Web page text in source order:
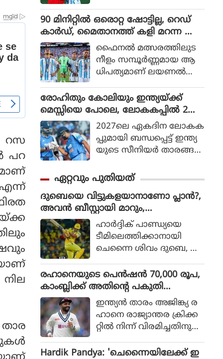
റസ
പറ
സ്‌പെയിൻ ഗോൾ നേടിയ
ത്
90 മിനിറ്റിൽ ഒരൊറ്റ ഷോട്ടില്ല, റെഡ്
കാർഡ്, മൈതാനത്ത് കളി മറന്ന അർ
ജൻ്റീന, സ്പെയിനിന് മാത്രം അർഹത
പ്പെട്ട കിരീടം
ഫൈനല്‍ മത്സരത്തിലുട
നീളം സമ്പൂര്‍ണ്ണമായ ആ
ധിപത്യമാണ് ലയണല്‍
യുടെ മുകളില്‍ സ്‌പെയിന്‍
ചെലുത്തിയത്.
രോഹിതും കോലിയും ഇന്ത്യയ്ക്ക്
മെസ്സിയെ പോലെ, ലോകകപ്പിൽ 2
പേരും കളിക്കണമെന്ന് മുഹമ്മദ്
കൈഫ്
2027ലെ ഏകദിന ലോകക
പ്പുമായി ബന്ധപ്പെട്ട് ഇന്ത്യ
യുടെ സീനിയര്‍ താരങ്ങ
യുടെയും വിരാട്
കോലിയുടെയും ഭാവിയെ
സംബന്ധിച്ചുള്ള ചര്‍ച്ചകള്‍
കൊഴുക്കുന്നതിനിടെ വിഷ
യത്തില്‍ പ്രതികരണ
വുമായി മുന്‍ ഇന്ത്യന്‍
താരം മുഹമ്മദ് കൈഫ്.
ഏറ്റവും പുതിയത്
ദുബെയെ വിട്ടുകളയാനാണോ പ്ലാൻ?,
അവൻ ബീസ്റ്റായി മാറും,
ചെന്നൈയ്ക്ക് മുന്നറിയിപ്പ് നൽകി അ
ശ്വിൻ
ഹാര്‍ദ്ദിക് പാണ്ഡ്യയെ
ടീമിലെത്തിക്കാനായി
ചെന്നൈ ശിവം ദുബെ, ഖ
ങ്ങളെ വിട്ടുനല്‍കുമെന്ന്
കഴിഞ്ഞ ദിവസങ്ങളില്‍
റിപ്പോര്‍ട്ടുക
ളുണ്ടായിരുന്നു. എന്നാല്‍
ചെന്നൈ ദുബെയെ
കൈവിട്ടാല്‍ അതൊരു വ
ലിയ നഷ്ടമാകുമെന്നാണ്
മുന്‍ ചെന്നൈ സൂപ്പര്‍
രഹാനെയുടെ പെൻഷൻ 70,000 രൂപ,
കാംബ്ലിക്ക് അതിന്റെ പകുതി
പോലുമില്ല; കാരണം ഇതാണ്
ഇന്ത്യൻ താരം അജിങ്ക്യ ര
ഹാനെ രാജ്യാന്തര ക്രിക്ക
റ്റിൽ നിന്ന് വിരമിച്ചതിനു
യുടെ പെൻഷൻ സമ്പ്ര
Hardik Pandya: 'ചെന്നൈയിലേക്ക് ഇ